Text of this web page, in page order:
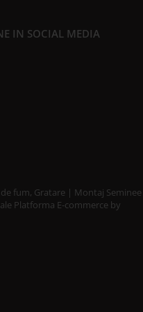
IN SOCIAL MEDIA
fum, Gratare | Montaj Seminee
Platforma E-commerce by